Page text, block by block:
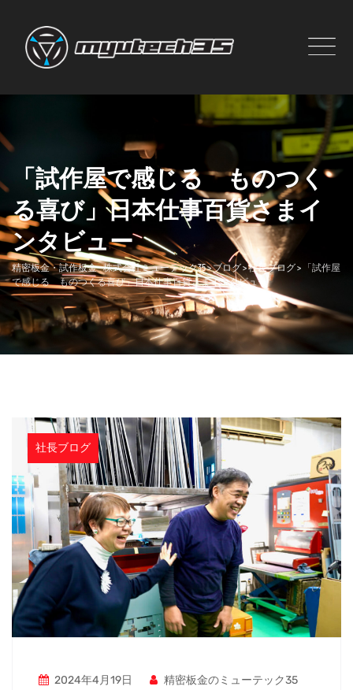
content
「試作屋で感じる ものつく
る喜び」日本仕事百貨さまイ
ンタビュー
精密板金・試作板金 - 株式会社ミューテック35>ブログ>社長ブログ>
「試作屋
で感じる ものつくる喜び」日本仕事百貨さまインタビュー
社長ブログ
2024年4月19日 精密板金のミューテック35